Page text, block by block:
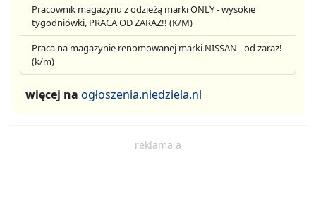
Pracownik magazynu z odzieżą marki ONLY - wysokie
tygodniówki, PRACA OD ZARAZ!! (K/M)
Praca na magazynie renomowanej marki NISSAN - od zaraz!
(k/m)
więcej na ogłoszenia.niedziela.nl
reklama a